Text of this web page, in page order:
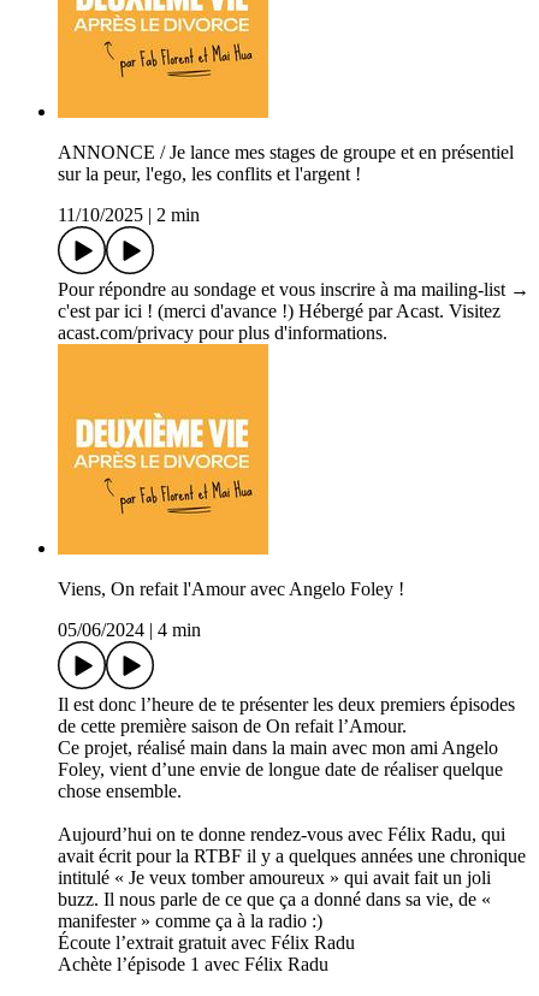
ANNONCE / Je lance mes stages de groupe et en présentiel
sur la peur, l'ego, les conflits et l'argent !
11/10/2025
2 min
Pour répondre au sondage et vous inscrire à ma mailing-list →
c'est par ici ! (merci d'avance !) Hébergé par Acast. Visitez
acast.com/privacy pour plus d'informations.
Viens, On refait l'Amour avec Angelo Foley !
05/06/2024
4 min
Il est donc l’heure de te présenter les deux premiers épisodes
de cette première saison de On refait l’Amour.
Ce projet, réalisé main dans la main avec mon ami Angelo
Foley, vient d’une envie de longue date de réaliser quelque
chose ensemble.
Aujourd’hui on te donne rendez-vous avec Félix Radu, qui
avait écrit pour la RTBF il y a quelques années une chronique
intitulé « Je veux tomber amoureux » qui avait fait un joli
buzz. Il nous parle de ce que ça a donné dans sa vie, de «
manifester » comme ça à la radio :)
Écoute l’extrait gratuit avec Félix Radu
Achète l’épisode 1 avec Félix Radu